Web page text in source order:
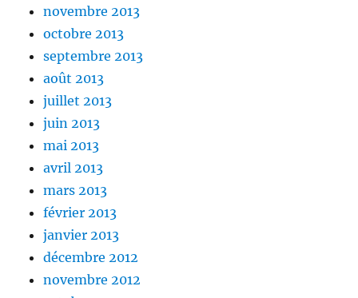
novembre 2013
octobre 2013
septembre 2013
août 2013
juillet 2013
juin 2013
mai 2013
avril 2013
mars 2013
février 2013
janvier 2013
décembre 2012
novembre 2012